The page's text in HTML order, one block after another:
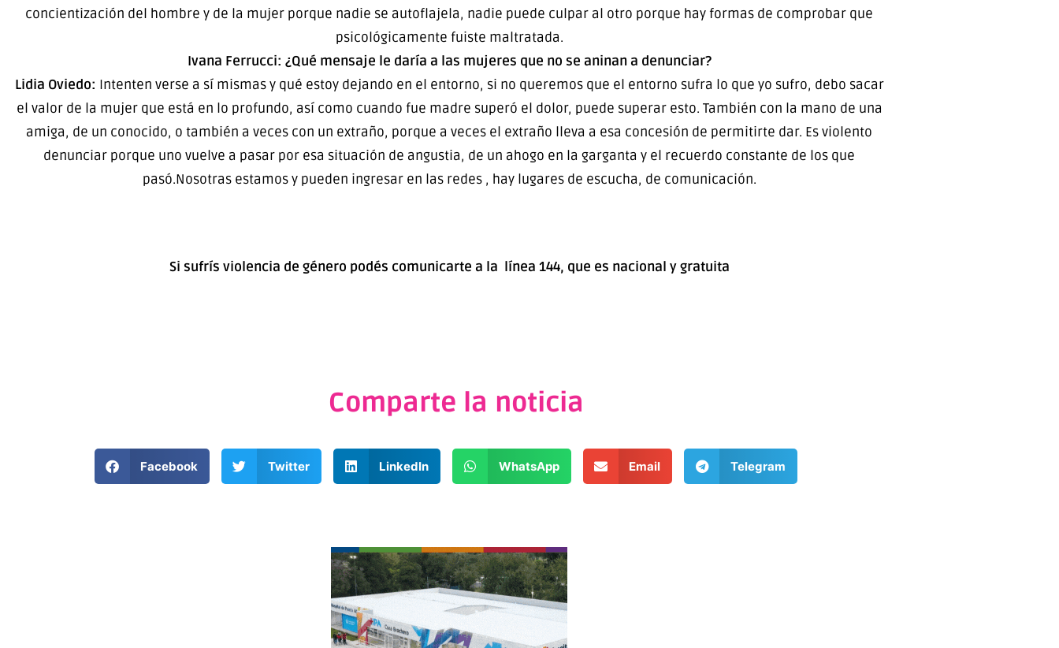
concientización del hombre y de la mujer porque nadie se autoflajela, nadie puede culpar al otro porque hay formas de comprobar que
psicológicamente fuiste maltratada.
Ivana Ferrucci: ¿Qué mensaje le daría a las mujeres que no se aninan a denunciar?
Lidia Oviedo: Intenten verse a sí mismas y qué estoy dejando en el entorno, si no queremos que el entorno sufra lo que yo sufro, debo sacar
el valor de la mujer que está en lo profundo, así como cuando fue madre superó el dolor, puede superar esto. También con la mano de una
amiga, de un conocido, o también a veces con un extraño, porque a veces el extraño lleva a esa concesión de permitirte dar. Es violento
denunciar porque uno vuelve a pasar por esa situación de angustia, de un ahogo en la garganta y el recuerdo constante de los que
pasó.Nosotras estamos y pueden ingresar en las redes , hay lugares de escucha, de comunicación.
Si sufrís violencia de género podés comunicarte a la línea 144, que es nacional y gratuita
Comparte la noticia
Facebook Twitter LinkedIn WhatsApp Email Telegram